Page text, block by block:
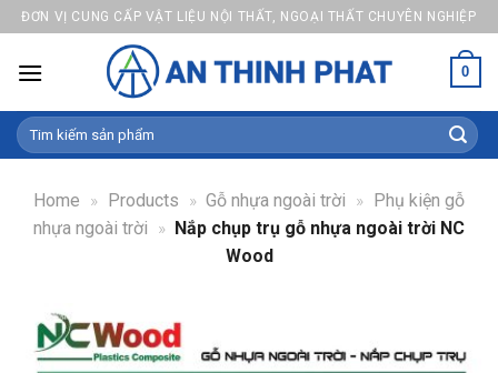
Skip
to
content
ĐƠN VỊ CUNG CẤP VẬT LIỆU NỘI THẤT, NGOẠI THẤT CHUYÊN NGHIỆP
0
Search
for:
Home » Products » Gỗ nhựa ngoài trời » Phụ kiện gỗ
nhựa ngoài trời » Nắp chụp trụ gỗ nhựa ngoài trời NC
Wood